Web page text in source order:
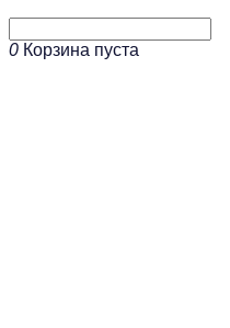
0 Корзина пуста